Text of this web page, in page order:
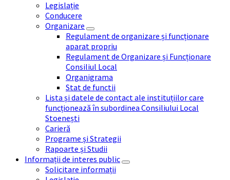
Legislație
Conducere
Organizare
Regulament de organizare și funcționare
aparat propriu
Regulament de Organizare și Funcționare
Consiliul Local
Organigrama
Stat de functii
Lista și datele de contact ale instituțiilor care
funcționează în subordinea Consiliului Local
Stoenești
Carieră
Programe și Strategii
Rapoarte și Studii
Informații de interes public
Solicitare informații